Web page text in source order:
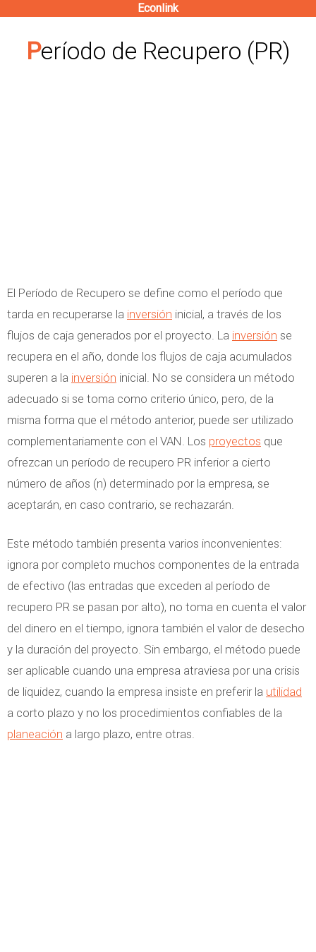
contenido
Econlink
Período de Recupero (PR)
El Período de Recupero se define como el período que
tarda en recuperarse la inversión inicial, a través de los
flujos de caja generados por el proyecto. La inversión se
recupera en el año, donde los flujos de caja acumulados
superen a la inversión inicial. No se considera un método
adecuado si se toma como criterio único, pero, de la
misma forma que el método anterior, puede ser utilizado
complementariamente con el VAN. Los proyectos que
ofrezcan un período de recupero PR inferior a cierto
número de años (n) determinado por la empresa, se
aceptarán, en caso contrario, se rechazarán.
Este método también presenta varios inconvenientes:
ignora por completo muchos componentes de la entrada
de efectivo (las entradas que exceden al período de
recupero PR se pasan por alto), no toma en cuenta el valor
del dinero en el tiempo, ignora también el valor de desecho
y la duración del proyecto. Sin embargo, el método puede
ser aplicable cuando una empresa atraviesa por una crisis
de liquidez, cuando la empresa insiste en preferir la utilidad
a corto plazo y no los procedimientos confiables de la
planeación a largo plazo, entre otras.